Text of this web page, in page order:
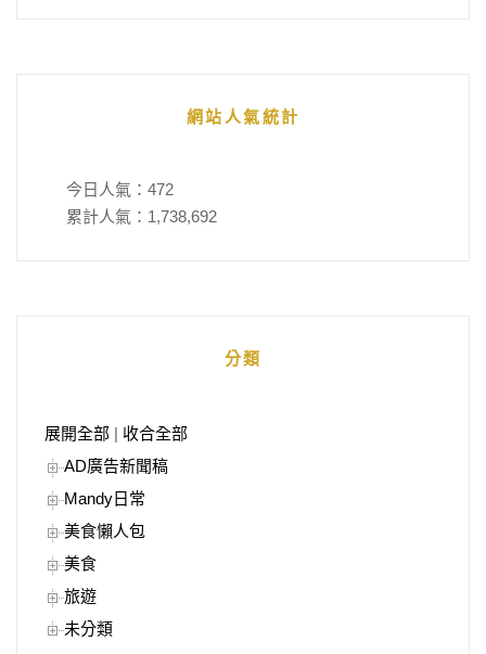
網站人氣統計
今日人氣： 472
累計人氣： 1,738,692
分類
展開全部
收合全部
AD廣告新聞稿
Mandy日常
美食懶人包
美食
旅遊
未分類